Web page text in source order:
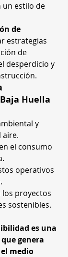
un estilo de
de
estrategias
de
desperdicio y
Huella
y
aire.
el consumo
operativos
los proyectos
sostenibles.
es una
genera
medio